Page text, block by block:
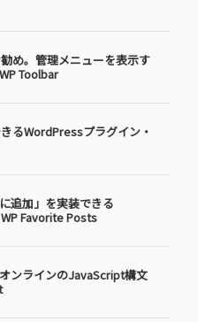
め。管理メニューを表示す
Toolbar
るWordPressプラグイン・
追加」を実装できる
Favorite Posts
ンラインのJavaScript構文